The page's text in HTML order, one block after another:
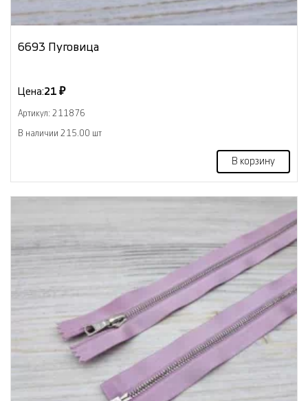
6693 Пуговица
Цена:21 ₽
Артикул: 211876
В наличии 215.00 шт
В корзину